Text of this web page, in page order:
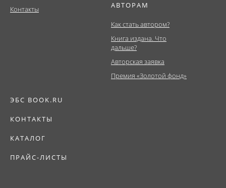
Контакты
АВТОРАМ
Как стать автором?
Книга издана. Что
дальше?
Авторская заявка
Премия «Золотой фонд»
ЭБС BOOK.RU
КОНТАКТЫ
КАТАЛОГ
ПРАЙС-ЛИСТЫ